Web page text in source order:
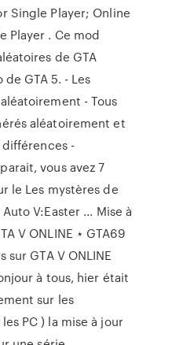
Single Player; Online
Player . Ce mod
de GTA
GTA 5. - Les
- Tous
aléatoirement et
-
vous avez 7
le Les mystères de
V:Easter ... Mise à
V ONLINE ⋆ GTA69
sur GTA V ONLINE
à tous, hier était
sur les
PC ) la mise à jour